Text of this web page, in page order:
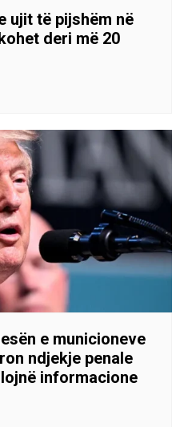
ujit të pijshëm në
deri më 20
e municioneve
ndjekje penale
informacione